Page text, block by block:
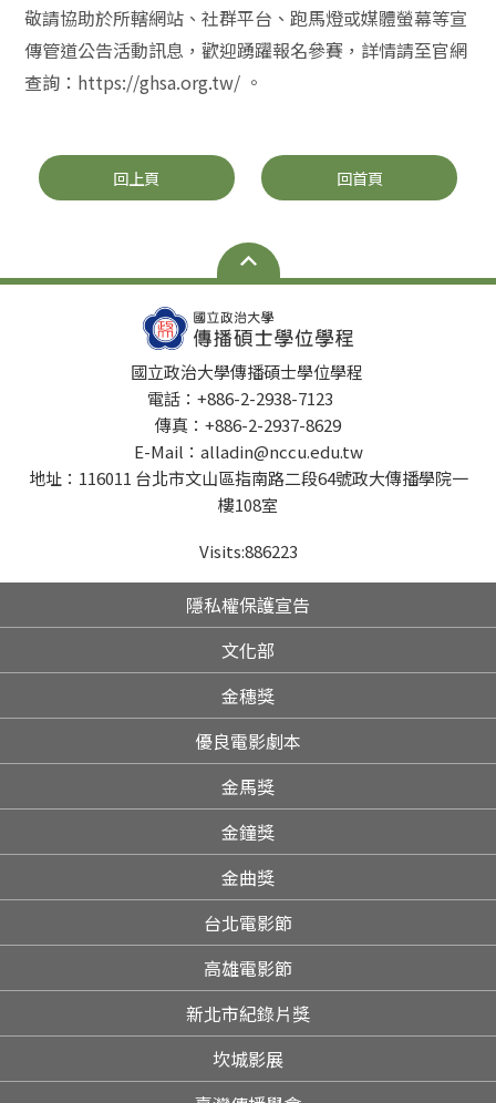
敬請協助於所轄網站、社群平台、跑馬燈或媒體螢幕等宣
傳管道公告活動訊息，歡迎踴躍報名參賽，詳情請至官網
查詢：https://ghsa.org.tw/ 。
回上頁 回首頁
國立政治大學傳播碩士學位學程
電話：+886-2-2938-7123
傳真：+886-2-2937-8629
E-Mail：alladin@nccu.edu.tw
地址：116011 台北市文山區指南路二段64號政大傳播學院一
樓108室
Visits:886223
隱私權保護宣告
文化部
金穗獎
優良電影劇本
金馬獎
金鐘獎
金曲獎
台北電影節
高雄電影節
新北市紀錄片獎
坎城影展